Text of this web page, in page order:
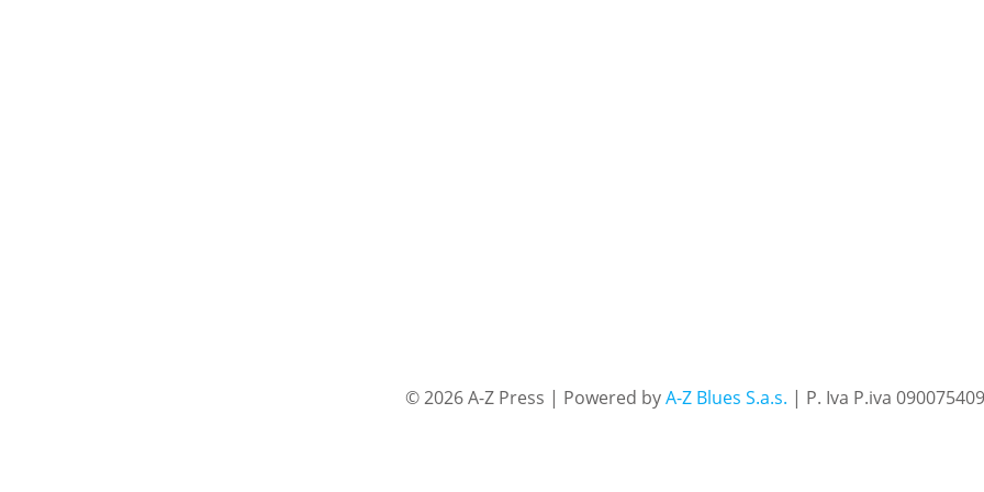
© 2026 A-Z Press | Powered byA-Z Blues S.a.s. | P. Iva P.iva